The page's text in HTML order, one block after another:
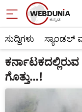
ಸುದ್ದಿಗಳು ಸ್ಯಾಂಡಲ್
ಗೊತ್ತು...!